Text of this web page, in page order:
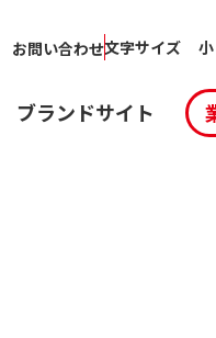
お問い合わせ文字サイズ 小
ブランドサイト